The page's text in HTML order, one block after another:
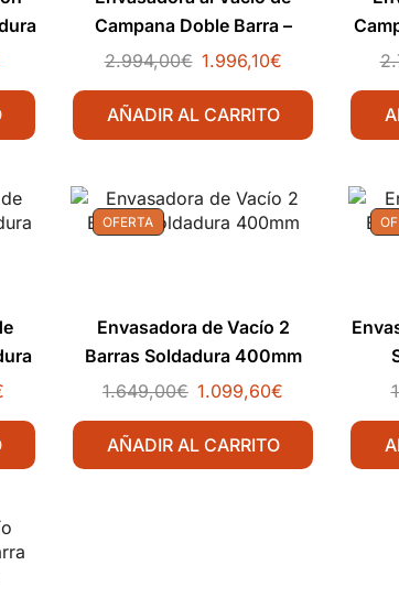
Campana Doble Barra –
Soldadura 450 mm
2.994,00€ 1.996,10€
AÑADIR AL CARRITO
OFERTA
Envasadora de Vacío 2
Barras Soldadura 400mm
1.649,00€ 1.099,60€
AÑADIR AL CARRITO